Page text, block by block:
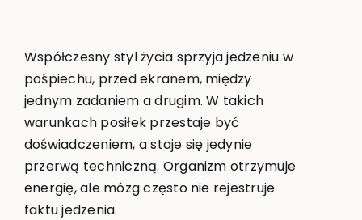
Współczesny styl życia sprzyja jedzeniu w
pośpiechu, przed ekranem, między
jednym zadaniem a drugim. W takich
warunkach posiłek przestaje być
doświadczeniem, a staje się jedynie
przerwą techniczną. Organizm otrzymuje
energię, ale mózg często nie rejestruje
faktu jedzenia.